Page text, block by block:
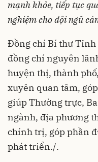
mạnh khỏe, tiếp tục
nghiệm cho đội ngũ
Đồng chí Bí thư Tỉnh
đồng chí nguyên
huyện thị, thành
xuyên quan tâm,
giúp Thường trực,
ngành, địa phương
chính trị, góp phần
phát triển./.